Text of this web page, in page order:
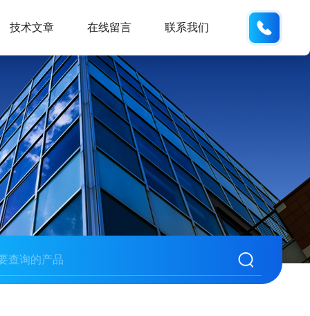
技术文章 在线留言 联系我们